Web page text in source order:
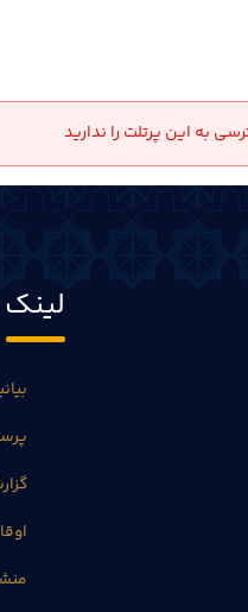
به این پرتلت را ندارید